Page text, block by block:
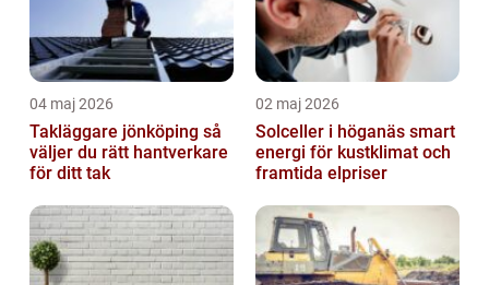
04 maj 2026
Takläggare jönköping så
väljer du rätt hantverkare
för ditt tak
02 maj 2026
Solceller i höganäs smart
energi för kustklimat och
framtida elpriser